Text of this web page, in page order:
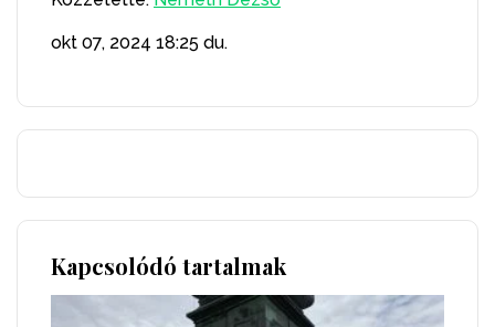
okt 07, 2024 18:25 du.
Kapcsolódó tartalmak